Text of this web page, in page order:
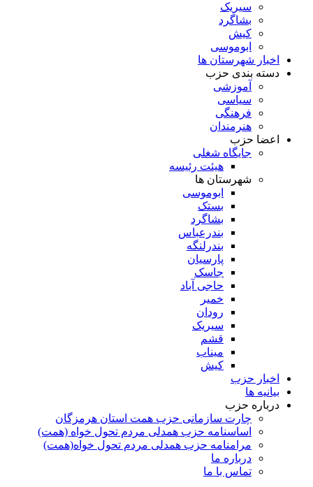
سیریک
بشاگرد
کیش
ابوموسی
اخبار شهرستان ها
دسته بندی حزب
آموزشی
سیاسی
فرهنگی
هنرمندان
اعضا حزب
جایگاه شغلی
هیئت رئیسه
شهرستان ها
ابوموسی
بستک
بشاگرد
بندرعباس
بندرلنگه
پارسیان
جاسک
حاجی آباد
خمیر
رودان
سیریک
قشم
میناب
کیش
اخبار حزب
بیانیه ها
درباره حزب
چارت سازمانی حزب همت استان هرمزگان
اساسنامه حزب همدلی مردم تحول خواه (همت)
مرامنامه حزب همدلی مردم تحول خواه(همت)
درباره ما
تماس با ما